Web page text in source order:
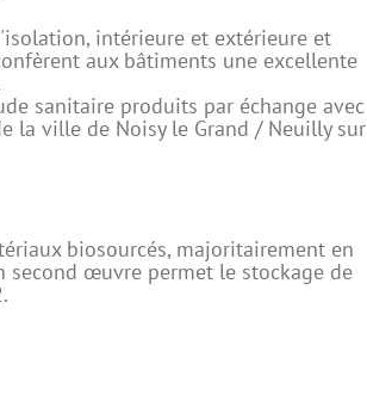
intérieure et extérieure et
aux bâtiments une excellente
sanitaire produits par échange avec
la ville de Noisy le Grand / Neuilly sur
biosourcés, majoritairement en
second œuvre permet le stockage de